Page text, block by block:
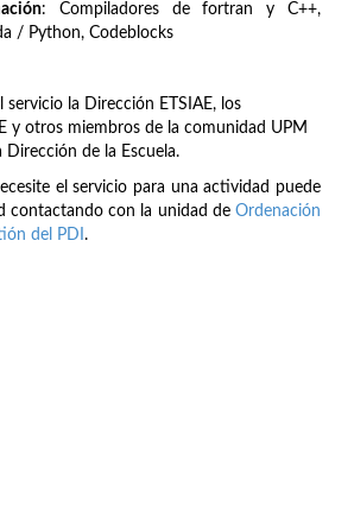
: Compiladores de fortran y C++,
/ Python, Codeblocks
servicio la Dirección ETSIAE, los
y otros miembros de la comunidad UPM
de la Escuela.
el servicio para una actividad puede
contactando con la unidad de Ordenación
del PDI .